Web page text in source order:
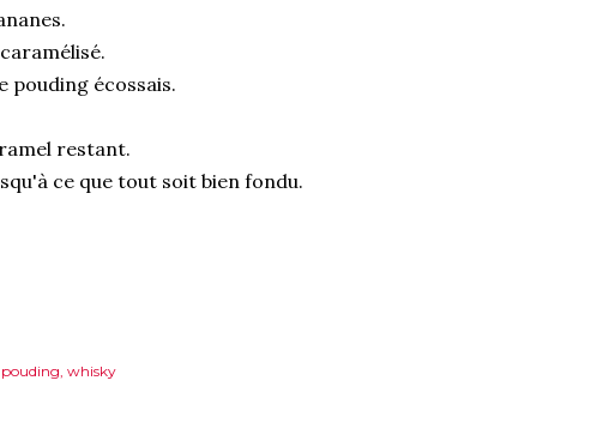
pouding écossais.
restant.
ce que tout soit bien fondu.
pouding whisky